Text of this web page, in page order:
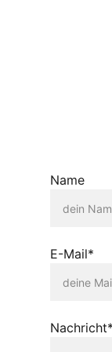
Name
E-Mail*